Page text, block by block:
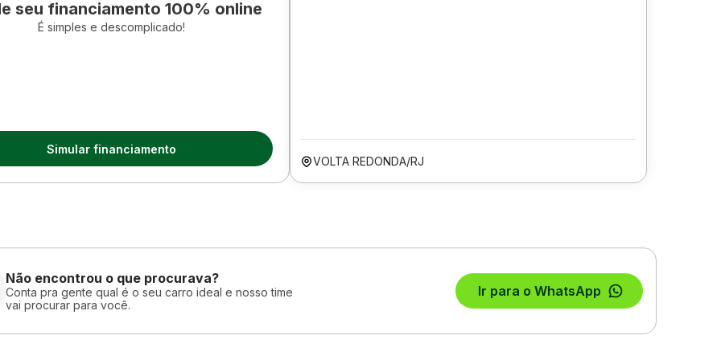
seu financiamento 100% online
É simples e descomplicado!
Simular financiamento
VOLTA REDONDA/RJ
Não encontrou o que procurava?
Conta pra gente qual é o seu carro ideal e nosso time
vai procurar para você.
Ir para o WhatsApp